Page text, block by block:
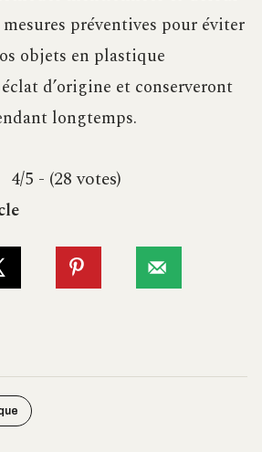
préventives pour éviter
objets en plastique
d’origine et conserveront
longtemps.
4/5 - (28 votes)